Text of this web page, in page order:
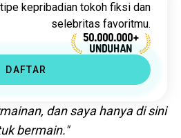
kepribadian tokoh fiksi dan
selebritas favoritmu.
50.000.000+
UNDUHAN
DAFTAR
dan saya hanya di sini
bermain."